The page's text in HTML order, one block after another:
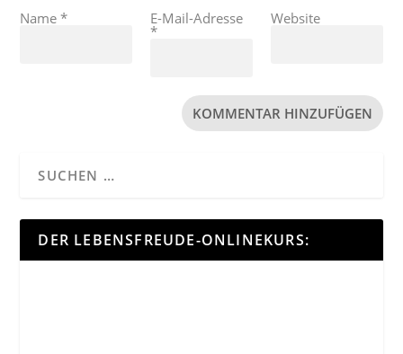
Name* E-Mail-Adresse
*
Website
DER LEBENSFREUDE-ONLINEKURS: